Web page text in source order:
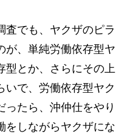
査でも、ヤクザのピラ
が、単純労働依存型ヤ
型とか、さらにその上
いで、労働依存型ヤク
ったら、沖仲仕をやり
をしながらヤクザにな